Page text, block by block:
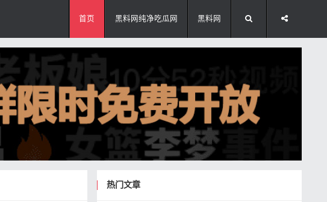
首页 黑料网纯净吃瓜网 黑料网
热门文章